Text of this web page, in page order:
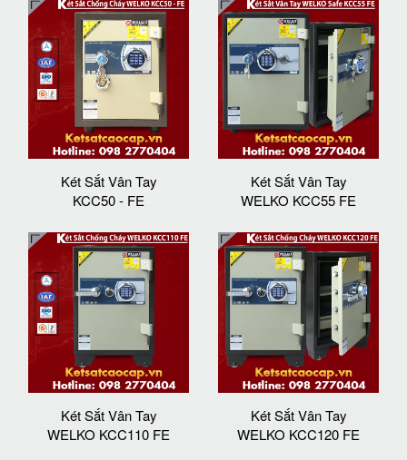
Két Sắt Vân Tay
KCC50 - FE
Két Sắt Vân Tay
WELKO KCC55 FE
Két Sắt Vân Tay
WELKO KCC110 FE
Két Sắt Vân Tay
WELKO KCC120 FE